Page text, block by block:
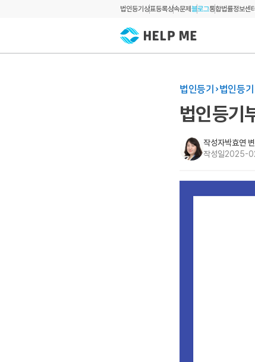
법인등기 상표등록상속문제 블로그통합법률정보센터
법인등기 법인등기
법인등기
작성자박효연
작성일2025-